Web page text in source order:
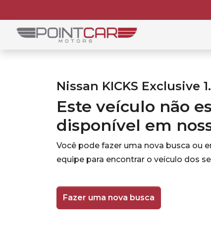
Nissan KICKS Exclusive
Este veículo não
disponível em
Você pode fazer uma nova busca ou
equipe para encontrar o veículo dos
Fazer uma nova busca